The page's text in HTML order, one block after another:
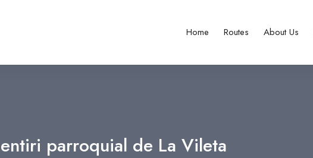
Home Routes About Us
parroquial de La Vileta